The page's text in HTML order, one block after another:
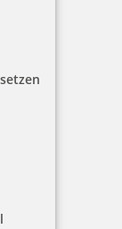
bis du